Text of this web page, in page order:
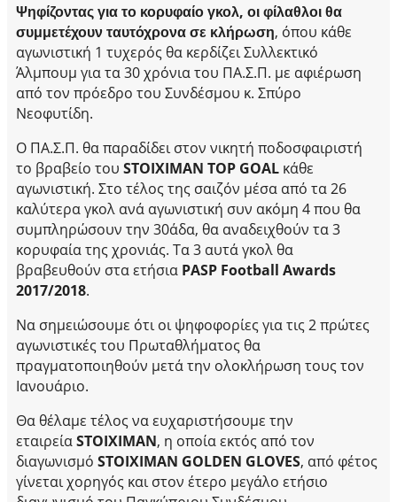
Ψηφίζοντας για το κορυφαίο γκολ, οι φίλαθλοι θα
συμμετέχουν ταυτόχρονα σε κλήρωση, όπου κάθε
αγωνιστική 1 τυχερός θα κερδίζει Συλλεκτικό
Άλμπουμ για τα 30 χρόνια του ΠΑ.Σ.Π. με αφιέρωση
από τον πρόεδρο του Συνδέσμου κ. Σπύρο
Νεοφυτίδη.
Ο ΠΑ.Σ.Π. θα παραδίδει στον νικητή ποδοσφαιριστή
το βραβείο του STOIXIMAN TOP GOAL κάθε
αγωνιστική. Στο τέλος της σαιζόν μέσα από τα 26
καλύτερα γκολ ανά αγωνιστική συν ακόμη 4 που θα
συμπληρώσουν την 30άδα, θα αναδειχθούν τα 3
κορυφαία της χρονιάς. Τα 3 αυτά γκολ θα
βραβευθούν στα ετήσια PASP Football Awards
2017/2018.
Να σημειώσουμε ότι οι ψηφοφορίες για τις 2 πρώτες
αγωνιστικές του Πρωταθλήματος θα
πραγματοποιηθούν μετά την ολοκλήρωση τους τον
Ιανουάριο.
Θα θέλαμε τέλος να ευχαριστήσουμε την
εταιρείαSTOIXIMAN, η οποία εκτός από τον
διαγωνισμό STOIXIMAN GOLDEN GLOVES, από φέτος
γίνεται χορηγός και στον έτερο μεγάλο ετήσιο